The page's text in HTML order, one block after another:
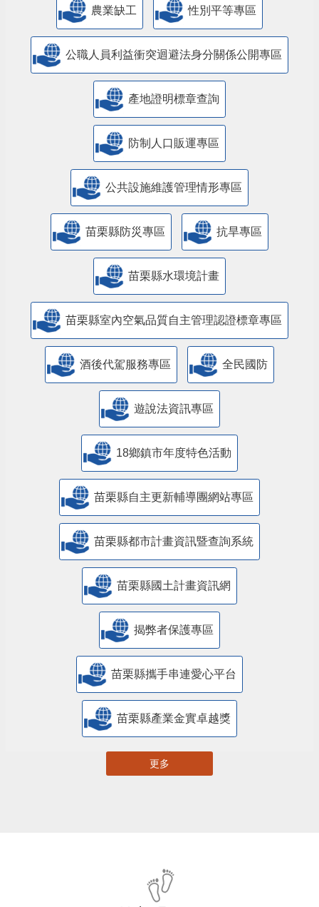
農業缺工 性別平等專區
公職人員利益衝突迴避法身分關係公開專區
產地證明標章查詢
防制人口販運專區
​公共設施維護管理情形專區
苗栗縣防災專區 抗旱專區
苗栗縣水環境計畫
苗栗縣室內空氣品質自主管理認證標章專區
酒後代駕服務專區 全民國防
遊說法資訊專區
18鄉鎮市年度特色活動
苗栗縣自主更新輔導團網站專區
苗栗縣都市計畫資訊暨查詢系統
苗栗縣國土計畫資訊網
揭弊者保護專區
苗栗縣攜手串連愛心平台
苗栗縣產業金實卓越獎
更多